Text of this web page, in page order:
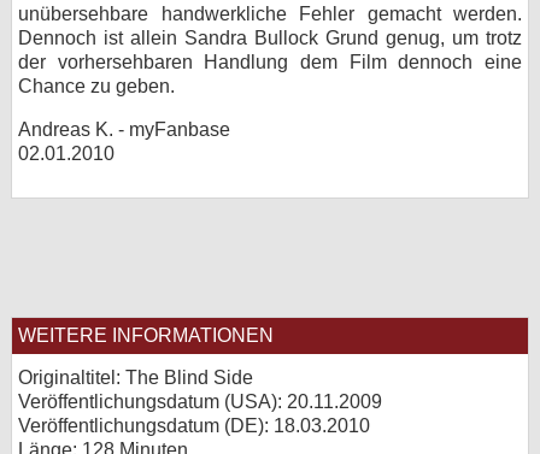
unübersehbare handwerkliche Fehler gemacht werden.
Dennoch ist allein Sandra Bullock Grund genug, um trotz
der vorhersehbaren Handlung dem Film dennoch eine
Chance zu geben.
Andreas K. - myFanbase
02.01.2010
WEITERE INFORMATIONEN
Originaltitel: The Blind Side
Veröffentlichungsdatum (USA): 20.11.2009
Veröffentlichungsdatum (DE): 18.03.2010
Länge: 128 Minuten